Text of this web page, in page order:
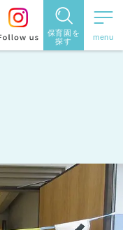
保育園を
探す
探す